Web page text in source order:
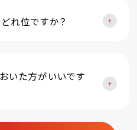
れ位ですか？
いた方がいいです